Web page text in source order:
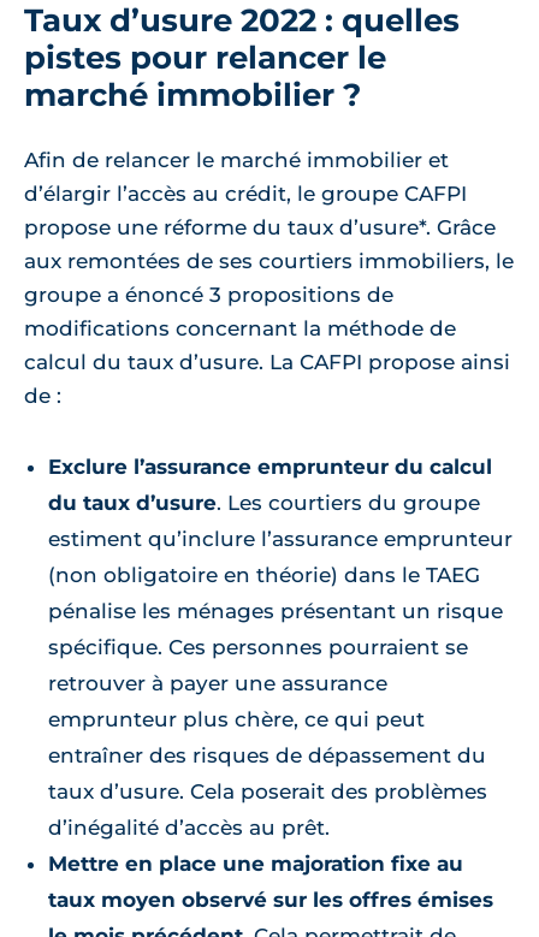
Taux d’usure 2022 : quelles
pistes pour relancer le
marché immobilier ?
Afin de relancer le marché immobilier et
d’élargir l’accès au crédit, le groupe CAFPI
propose une réforme du taux d’usure*. Grâce
aux remontées de ses courtiers immobiliers, le
groupe a énoncé 3 propositions de
modifications concernant la méthode de
calcul du taux d’usure. La CAFPI propose ainsi
de :
Exclure l’assurance emprunteur du calcul
du taux d’usure. Les courtiers du groupe
estiment qu’inclure l’assurance emprunteur
(non obligatoire en théorie) dans le TAEG
pénalise les ménages présentant un risque
spécifique. Ces personnes pourraient se
retrouver à payer une assurance
emprunteur plus chère, ce qui peut
entraîner des risques de dépassement du
taux d’usure. Cela poserait des problèmes
d’inégalité d’accès au prêt.
Mettre en place une majoration fixe au
taux moyen observé sur les offres émises